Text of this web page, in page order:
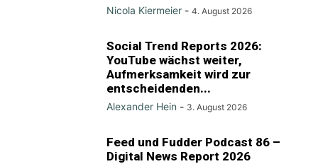
Nicola Kiermeier - 4. August 2026
Social Trend Reports 2026:
YouTube wächst weiter,
Aufmerksamkeit wird zur
entscheidenden...
Alexander Hein - 3. August 2026
Feed und Fudder Podcast 86 –
Digital News Report 2026